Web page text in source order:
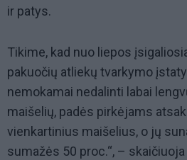
ir patys.
Tikime, kad nuo liepos
pakuočių atliekų tvarkymo
nemokamai nedalinti labai
maišelių, padės pirkėjams
vienkartinius maišelius, o jų
sumažės 50 proc.“, –